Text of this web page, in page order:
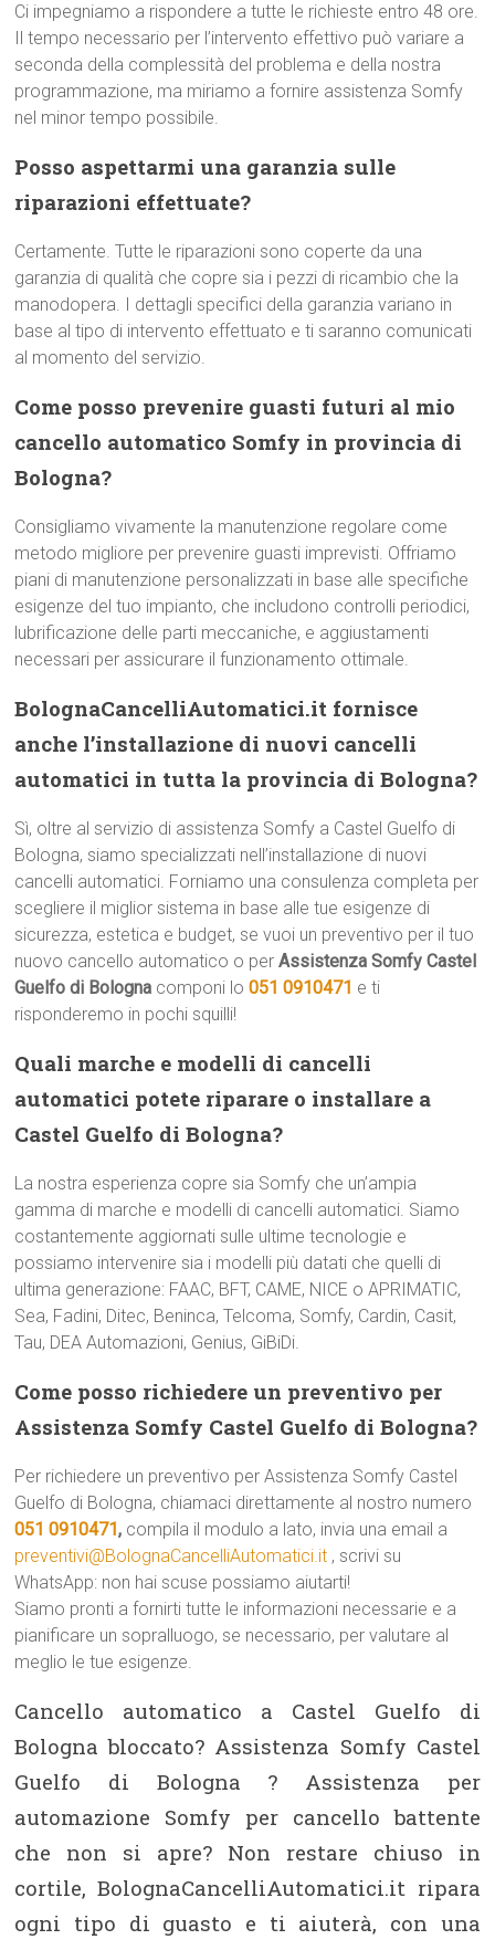
Ci impegniamo a rispondere a tutte le richieste entro 48 ore.
Il tempo necessario per l’intervento effettivo può variare a
seconda della complessità del problema e della nostra
programmazione, ma miriamo a fornire assistenza Somfy
nel minor tempo possibile.
Posso aspettarmi una garanzia sulle
riparazioni effettuate?
Certamente. Tutte le riparazioni sono coperte da una
garanzia di qualità che copre sia i pezzi di ricambio che la
manodopera. I dettagli specifici della garanzia variano in
base al tipo di intervento effettuato e ti saranno comunicati
al momento del servizio.
Come posso prevenire guasti futuri al mio
cancello automatico Somfy in provincia di
Bologna?
Consigliamo vivamente la manutenzione regolare come
metodo migliore per prevenire guasti imprevisti. Offriamo
piani di manutenzione personalizzati in base alle specifiche
esigenze del tuo impianto, che includono controlli periodici,
lubrificazione delle parti meccaniche, e aggiustamenti
necessari per assicurare il funzionamento ottimale.
BolognaCancelliAutomatici.it fornisce
anche l’installazione di nuovi cancelli
automatici in tutta la provincia di Bologna?
Sì, oltre al servizio di assistenza Somfy a Castel Guelfo di
Bologna, siamo specializzati nell’installazione di nuovi
cancelli automatici. Forniamo una consulenza completa per
scegliere il miglior sistema in base alle tue esigenze di
sicurezza, estetica e budget, se vuoi un preventivo per il tuo
nuovo cancello automatico o perAssistenza Somfy Castel
Guelfo di Bologna componi lo051 0910471 e ti
risponderemo in pochi squilli!
Quali marche e modelli di cancelli
automatici potete riparare o installare a
Castel Guelfo di Bologna?
La nostra esperienza copre sia Somfy che un’ampia
gamma di marche e modelli di cancelli automatici. Siamo
costantemente aggiornati sulle ultime tecnologie e
possiamo intervenire sia i modelli più datati che quelli di
ultima generazione: FAAC, BFT, CAME, NICE o APRIMATIC,
Sea, Fadini, Ditec, Beninca, Telcoma, Somfy, Cardin, Casit,
Tau, DEA Automazioni, Genius, GiBiDi.
Come posso richiedere un preventivo per
Assistenza Somfy Castel Guelfo di Bologna?
Per richiedere un preventivo per Assistenza Somfy Castel
Guelfo di Bologna, chiamaci direttamente al nostro numero
051 0910471, compila il modulo a lato, invia una email a
preventivi@BolognaCancelliAutomatici.it , scrivi su
WhatsApp: non hai scuse possiamo aiutarti!
Siamo pronti a fornirti tutte le informazioni necessarie e a
pianificare un sopralluogo, se necessario, per valutare al
meglio le tue esigenze.
Cancello automatico a Castel Guelfo di
Bologna bloccato? Assistenza Somfy Castel
Guelfo di Bologna ? Assistenza per
automazione Somfy per cancello battente
che non si apre? Non restare chiuso in
cortile, BolognaCancelliAutomatici.it ripara
ogni tipo di guasto e ti aiuterà, con una